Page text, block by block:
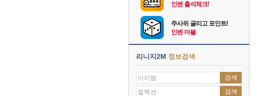
인벤 출석체크!
주사위 굴리고 포인트!
인벤 마블
리니지2M 정보검색
검색
검색